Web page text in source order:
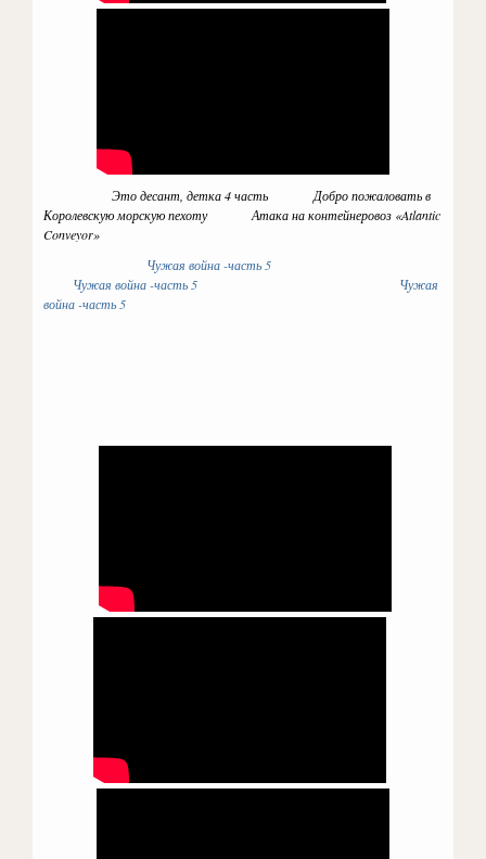
Это десант, детка 4 частьДобро пожаловать в
Королевскую морскую пехоту Атака на контейнеровоз «Atlantic
Conveyor»
Чужая война -часть 5
Чужая война -часть 5
Чужая
война -часть 5